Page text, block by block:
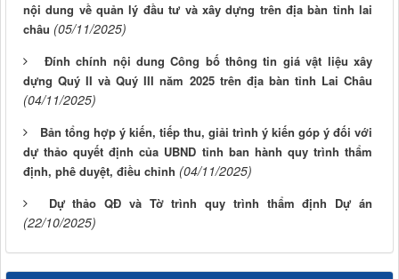
nội dung về quản lý đầu tư và xây dựng trên địa bàn tỉnh lai
châu (05/11/2025)
Đính chính nội dung Công bố thông tin giá vật liệu xây
dựng Quý II và Quý III năm 2025 trên địa bàn tỉnh Lai Châu
(04/11/2025)
Bản tổng hợp ý kiến, tiếp thu, giải trình ý kiến góp ý đối với
dự thảo quyết định của UBND tỉnh ban hành quy trình thẩm
định, phê duyệt, điều chỉnh (04/11/2025)
Dự thảo QĐ và Tờ trình quy trình thẩm định Dự án
(22/10/2025)